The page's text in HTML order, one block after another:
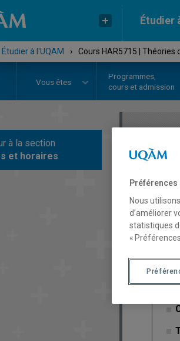
Étudier
Étudier à l'UQAM › Cours HAR5715 |
Vous êtes
Programmes,
cours et admission
à la section
et horaires
Préférences
Nous
d’améliorer
statistiques
« Préférences